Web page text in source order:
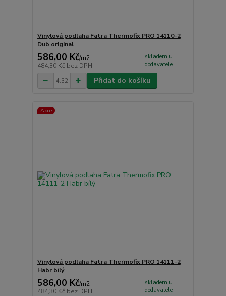
Vinylová podlaha Fatra Thermofix PRO 14110-2
Dub original
586,00 Kč/m2
484,30 Kč bez DPH
skladem u
dodavatele
Přidat do košíku
Akce
Vinylová podlaha Fatra Thermofix PRO 14111-2
Habr bílý
586,00 Kč/m2
484,30 Kč bez DPH
skladem u
dodavatele